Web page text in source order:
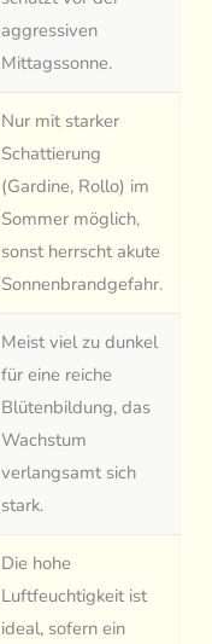
aggressiven
Mittagssonne.
Nur mit starker
Schattierung
(Gardine, Rollo) im
Sommer möglich,
sonst herrscht akute
Sonnenbrandgefahr.
Meist viel zu dunkel
für eine reiche
Blütenbildung, das
Wachstum
verlangsamt sich
stark.
Die hohe
Luftfeuchtigkeit ist
ideal, sofern ein